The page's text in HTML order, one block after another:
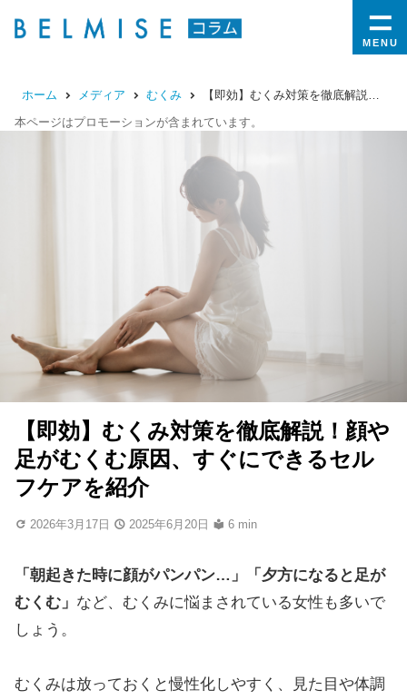
MENU
ホーム メディア むくみ
【即効】むくみ対策を徹底解説！顔や足がむくむ原因、すぐにできるセルフケアを紹介
本ページはプロモーションが含まれています。
【即効】むくみ対策を徹底解説！顔や
足がむくむ原因、すぐにできるセル
フケアを紹介
2026年3月17日 2025年6月20日 6 min
「朝起きた時に顔がパンパン…」「夕方になると足が
むくむ」 など、むくみに悩まされている女性も多いで
しょう。
むくみは放っておくと慢性化しやすく、見た目や体調